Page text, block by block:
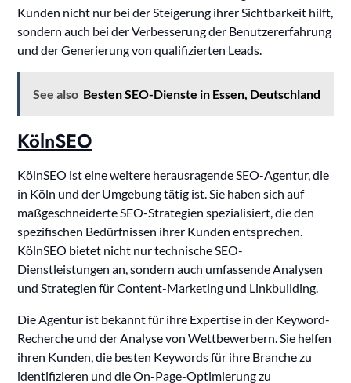
Kunden nicht nur bei der Steigerung ihrer Sichtbarkeit hilft,
sondern auch bei der Verbesserung der Benutzererfahrung
und der Generierung von qualifizierten Leads.
See also Besten SEO-Dienste in Essen, Deutschland
KölnSEO
KölnSEO ist eine weitere herausragende SEO-Agentur, die
in Köln und der Umgebung tätig ist. Sie haben sich auf
maßgeschneiderte SEO-Strategien spezialisiert, die den
spezifischen Bedürfnissen ihrer Kunden entsprechen.
KölnSEO bietet nicht nur technische SEO-
Dienstleistungen an, sondern auch umfassende Analysen
und Strategien für Content-Marketing und Linkbuilding.
Die Agentur ist bekannt für ihre Expertise in der Keyword-
Recherche und der Analyse von Wettbewerbern. Sie helfen
ihren Kunden, die besten Keywords für ihre Branche zu
identifizieren und die On-Page-Optimierung zu